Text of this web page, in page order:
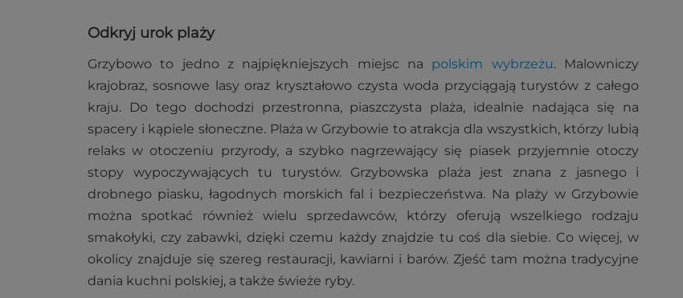
Odkryj urok plaży
Grzybowo to jedno z najpiękniejszych miejsc na polskim wybrzeżu. Malowniczy
krajobraz, sosnowe lasy oraz kryształowo czysta woda przyciągają turystów z całego
kraju. Do tego dochodzi przestronna, piaszczysta plaża, idealnie nadająca się na
spacery i kąpiele słoneczne. Plaża w Grzybowie to atrakcja dla wszystkich, którzy lubią
relaks w otoczeniu przyrody, a szybko nagrzewający się piasek przyjemnie otoczy
stopy wypoczywających tu turystów. Grzybowska plaża jest znana z jasnego i
drobnego piasku, łagodnych morskich fal i bezpieczeństwa. Na plaży w Grzybowie
można spotkać również wielu sprzedawców, którzy oferują wszelkiego rodzaju
smakołyki, czy zabawki, dzięki czemu każdy znajdzie tu coś dla siebie. Co więcej, w
okolicy znajduje się szereg restauracji, kawiarni i barów. Zjeść tam można tradycyjne
dania kuchni polskiej, a także świeże ryby.